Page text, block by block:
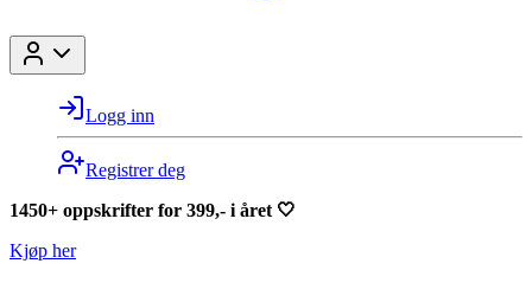
Logg inn
Registrer deg
1450+ oppskrifter for 399,- i året 🤍
Kjøp her